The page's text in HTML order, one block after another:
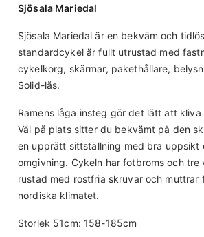
16T
Vevparti
Aluminium silver 27,2x300
Sjösala Mariedal
Sjösala Mariedal är en bekväm och
standardcykel är fullt utrustad med
cykelkorg, skärmar, pakethållare,
Solid-lås.
Ramens låga insteg gör det lätt att
Väl på plats sitter du bekvämt på den
en upprätt sittställning med bra uppsikt
omgivning. Cykeln har fotbroms och tre
rustad med rostfria skruvar och muttrar
nordiska klimatet.
Storlek 51cm: 158-185cm